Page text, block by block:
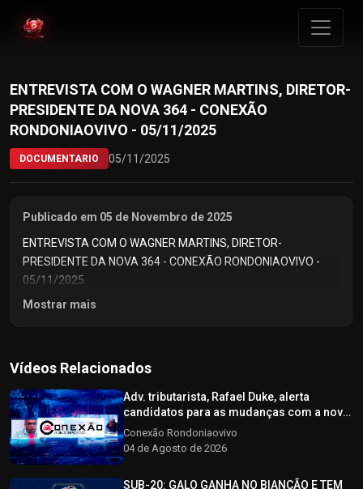
ENTREVISTA COM O WAGNER MARTINS, DIRETOR-
PRESIDENTE DA NOVA 364 - CONEXÃO
RONDONIAOVIVO - 05/11/2025
DOCUMENTARIO 05/11/2025
Publicado em 05 de Novembro de 2025
ENTREVISTA COM O WAGNER MARTINS, DIRETOR-
PRESIDENTE DA NOVA 364 - CONEXÃO RONDONIAOVIVO -
05/11/2025
Mostrar mais
Vídeos Relacionados
Adv. tributarista, Rafael Duke, alerta
candidatos para as mudanças com a nova
reforma tributária - CONEXÃO
RONDONIAOVIVO - 04/08/2026
Conexão Rondoniaovivo
04 de Agosto de 2026
SUB-20: GALO GANHA NO BIANCÃO E TEM